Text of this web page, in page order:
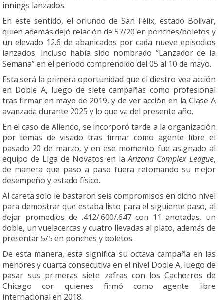
innings lanzados.
En este sentido, el oriundo de San Félix, estado Bolívar,
quien además dejó relación de 57/20 en ponches/boletos y
un elevado 12.6 de abanicados por cada nueve episodios
lanzados, incluso había sido nombrado “Lanzador de la
Semana” en el período comprendido del 05 al 10 de mayo.
Esta será la primera oportunidad que el diestro vea acción
en Doble A, luego de siete campañas como profesional
tras firmar en mayo de 2019, y de ver acción en la Clase A
avanzada durante 2025 y lo que va del presente año.
En el caso de Aliendo, se incorporó tarde a la organización
por temas de visado tras firmar como agente libre el
pasado 20 de marzo, y en ese momento fue asignado al
equipo de Liga de Novatos en laArizona Complex League,
de manera que paso a paso fuera retomando su mejor
desempeño y estado físico.
Al careta solo le bastaron seis compromisos en dicho nivel
para demostrar que estaba listo para el siguiente paso, al
dejar promedios de .412/.600/.647 con 11 anotadas, un
doble, un vuelacercas y cuatro llevadas al plato, además de
presentar 5/5 en ponches y boletos.
De esta manera, esta significa su octava campaña en las
menores y cuarta consecutiva en el nivel Doble A, luego de
pasar sus primeras siete zafras con los Cachorros de
Chicago con quienes firmó como agente libre
internacional en 2018.